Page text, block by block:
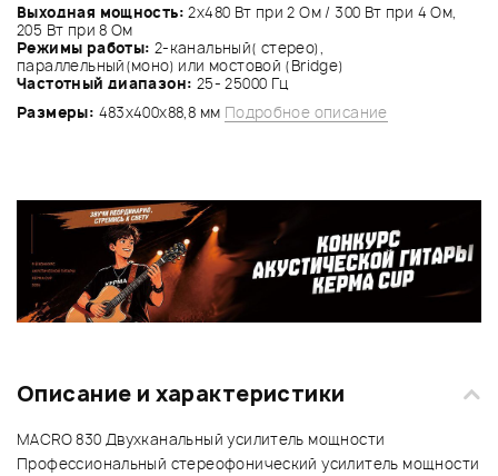
Выходная мощность:2x480 Вт при 2 Ом / 300 Вт при 4 Ом,
205 Вт при 8 Ом
Режимы работы: 2-канальный( стерео),
параллельный(моно) или мостовой (Bridge)
Частотный диапазон: 25- 25000 Гц
Размеры: 483х400х88,8 мм Подробное описание
Описание и характеристики
MACRO 830 Двухканальный усилитель мощности
Профессиональный стереофонический усилитель мощности